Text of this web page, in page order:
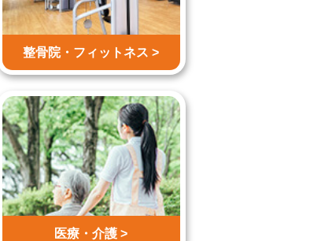
整骨院・ フィットネス >
医療・介護 >